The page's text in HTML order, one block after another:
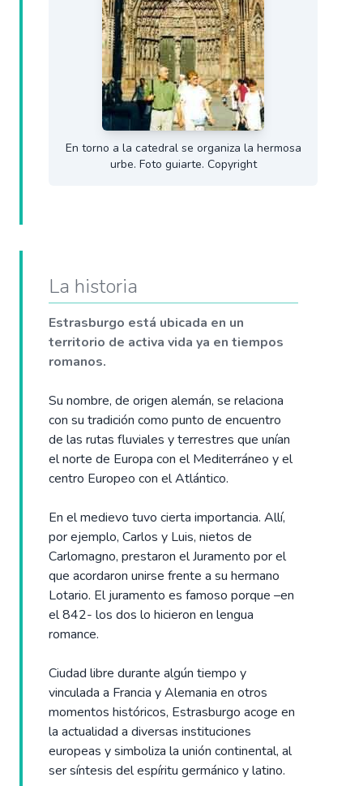
En torno a la catedral se organiza la hermosa
urbe. Foto guiarte. Copyright
La historia
Estrasburgo está ubicada en un
territorio de activa vida ya en tiempos
romanos.
Su nombre, de origen alemán, se relaciona
con su tradición como punto de encuentro
de las rutas fluviales y terrestres que unían
el norte de Europa con el Mediterráneo y el
centro Europeo con el Atlántico.
En el medievo tuvo cierta importancia. Allí,
por ejemplo, Carlos y Luis, nietos de
Carlomagno, prestaron el Juramento por el
que acordaron unirse frente a su hermano
Lotario. El juramento es famoso porque –en
el 842- los dos lo hicieron en lengua
romance.
Ciudad libre durante algún tiempo y
vinculada a Francia y Alemania en otros
momentos históricos, Estrasburgo acoge en
la actualidad a diversas instituciones
europeas y simboliza la unión continental, al
ser síntesis del espíritu germánico y latino.